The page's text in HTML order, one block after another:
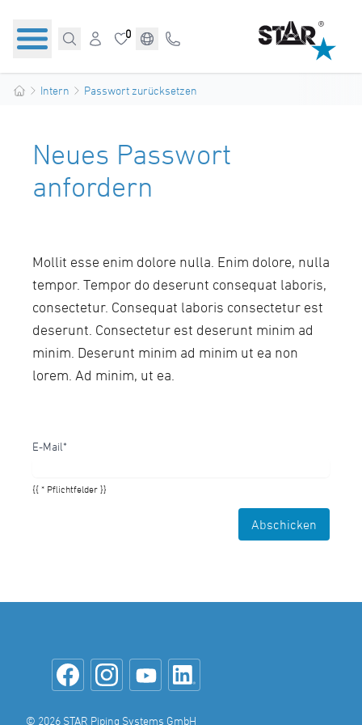
0
Intern Passwort zurücksetzen
Neues Passwort
anfordern
Mollit esse enim dolore nulla. Enim dolore, nulla
tempor. Tempor do deserunt consequat laboris,
consectetur. Consequat laboris consectetur est
deserunt. Consectetur est deserunt minim ad
minim. Deserunt minim ad minim ut ea non
lorem. Ad minim, ut ea.
E-Mail*
{{ * Pflichtfelder }}
Abschicken
© 2026 STAR Piping Systems GmbH